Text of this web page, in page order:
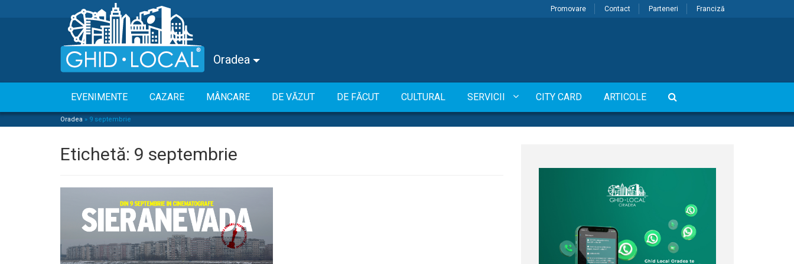
Promovare Contact Parteneri Franciză
Oradea
EVENIMENTE CAZARE MÂNCARE DE VĂZUT DE FĂCUT CULTURAL SERVICII CITY CARD ARTICOLE
Oradea » 9 septembrie
Etichetă: 9 septembrie